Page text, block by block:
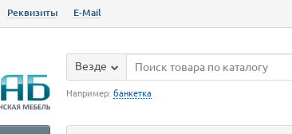
Реквизиты E-Mail
Везде
Например: банкетка